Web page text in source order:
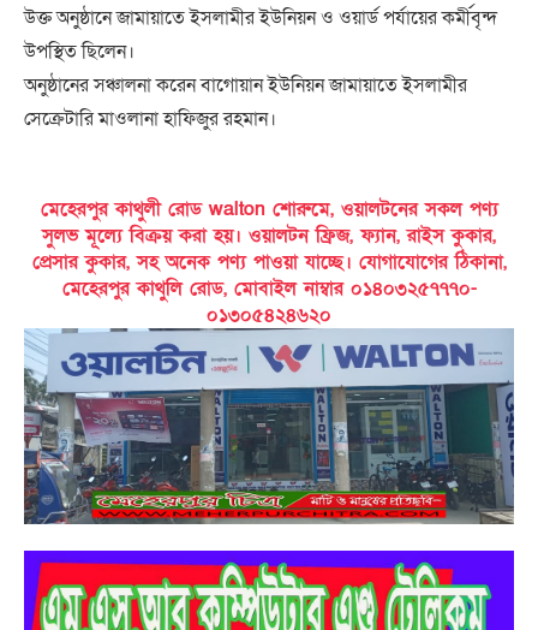
উক্ত অনুষ্ঠানে জামায়াতে ইসলামীর ইউনিয়ন ও ওয়ার্ড পর্যায়ের কর্মীবৃন্দ
উপস্থিত ছিলেন।
অনুষ্ঠানের সঞ্চালনা করেন বাগোয়ান ইউনিয়ন জামায়াতে ইসলামীর
সেক্রেটারি মাওলানা হাফিজুর রহমান।
মেহেরপুর কাথুলী রোড walton শোরুমে, ওয়ালটনের সকল পণ্য
সুলভ মূল্যে বিক্রয় করা হয়। ওয়ালটন ফ্রিজ, ফ্যান, রাইস কুকার,
প্রেসার কুকার, সহ অনেক পণ্য পাওয়া যাচ্ছে। যোগাযোগের ঠিকানা,
মেহেরপুর কাথুলি রোড, মোবাইল নাম্বার ০১৪০৩২৫৭৭৭০-
০১৩০৫৪২৪৬২০